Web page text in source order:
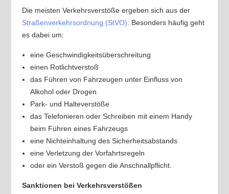
Die meisten Verkehrsverstöße ergeben sich aus der
Straßenverkehrsordnung (StVO) . Besonders häufig geht
es dabei um:
eine Geschwindigkeitsüberschreitung
einen Rotlichtverstoß
das Führen von Fahrzeugen unter Einfluss von
Alkohol oder Drogen
Park- und Halteverstöße
das Telefonieren oder Schreiben mit einem Handy
beim Führen eines Fahrzeugs
eine Nichteinhaltung des Sicherheitsabstands
eine Verletzung der Vorfahrtsregeln
oder ein Verstoß gegen die Anschnallpflicht.
Sanktionen bei Verkehrsverstößen